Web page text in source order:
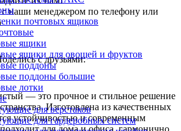
почтовых ящиков
ящики
ящики для овощей и фруктов
поддоны
поддоны большие
лотки
для верстаков
для гардеробных систем
с наши менеджером по телефону или
с друзьями:
— это прочное и стильное решение
Изготовлена из качественных
устойчивостью и современным
для дома и офиса, гармонично